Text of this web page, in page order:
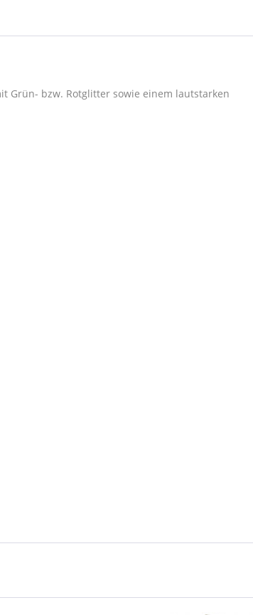
Grün- bzw. Rotglitter sowie einem lautstarken